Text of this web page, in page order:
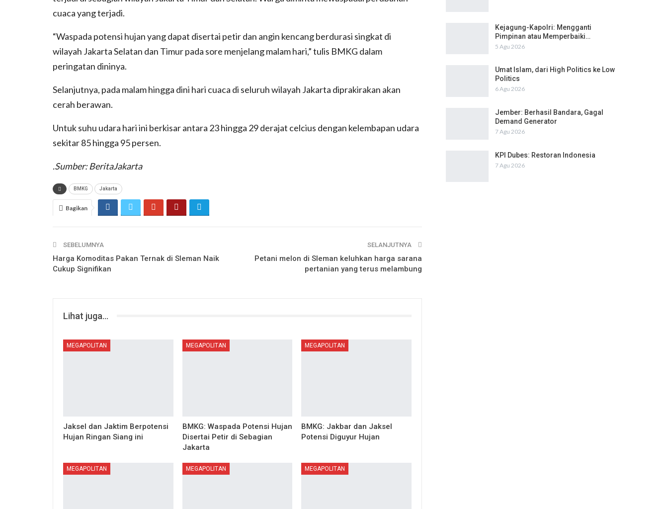
cuaca yang terjadi.
“Waspada potensi hujan yang dapat disertai petir dan angin kencang berdurasi singkat di
wilayah Jakarta Selatan dan Timur pada sore menjelang malam hari,” tulis BMKG dalam
peringatan dininya.
Selanjutnya, pada malam hingga dini hari cuaca di seluruh wilayah Jakarta diprakirakan akan
cerah berawan.
Untuk suhu udara hari ini berkisar antara 23 hingga 29 derajat celcius dengan kelembapan udara
sekitar 85 hingga 95 persen.
.Sumber: BeritaJakarta
BMKG Jakarta
Bagikan
SEBELUMNYA
Harga Komoditas Pakan Ternak di Sleman Naik
Cukup Signifikan
SELANJUTNYA
Petani melon di Sleman keluhkan harga sarana
pertanian yang terus melambung
Lihat juga...
MEGAPOLITAN
Jaksel dan Jaktim Berpotensi
Hujan Ringan Siang ini
MEGAPOLITAN
BMKG: Waspada Potensi Hujan
Disertai Petir di Sebagian
Jakarta
MEGAPOLITAN
BMKG: Jakbar dan Jaksel
Potensi Diguyur Hujan
MEGAPOLITAN MEGAPOLITAN MEGAPOLITAN
Kejagung-Kapolri: Mengganti
Pimpinan atau Memperbaiki…
5 Agu 2026
Umat Islam, dari High Politics ke Low
Politics
6 Agu 2026
Jember: Berhasil Bandara, Gagal
Demand Generator
7 Agu 2026
KPI Dubes: Restoran Indonesia
7 Agu 2026